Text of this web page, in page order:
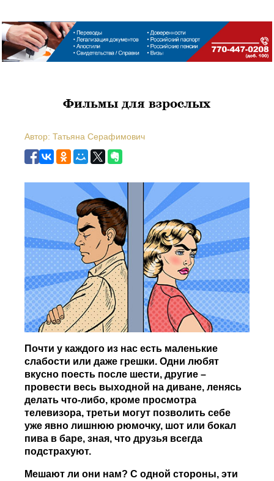
Фильмы для взрослых
Автор: Татьяна Серафимович
Почти у каждого из нас есть маленькие
слабости или даже грешки. Одни любят
вкусно поесть после шести, другие –
провести весь выходной на диване, ленясь
делать что-либо, кроме просмотра
телевизора, третьи могут позволить себе
уже явно лишнюю рюмочку, шот или бокал
пива в баре, зная, что друзья всегда
подстрахуют.
Мешают ли они нам? С одной стороны, эти